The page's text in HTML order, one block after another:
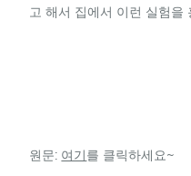
고 해서 집에서 이런 실험을
원문: 여기를 클릭하세요~